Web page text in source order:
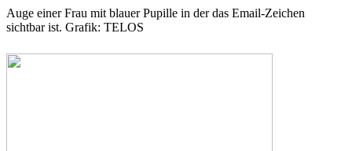
Auge einer Frau mit blauer Pupille in der das Email-Zeichen
sichtbar ist. Grafik: TELOS